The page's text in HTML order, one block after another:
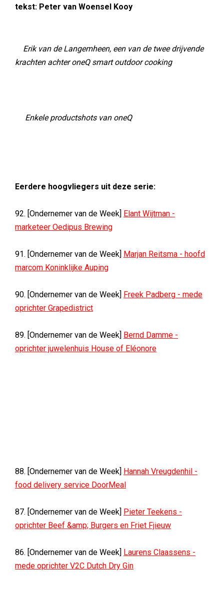
tekst: Peter van Woensel Kooy
Erik van de Langemheen, een van de twee drijvende
krachten achter oneQ smart outdoor cooking
Enkele productshots van oneQ
Eerdere hoogvliegers uit deze serie:
92. [Ondernemer van de Week] Elant Wijtman -
marketeer Oedipus Brewing
91. [Ondernemer van de Week] Marjan Reitsma - hoofd
marcom Koninklijke Auping
90. [Ondernemer van de Week] Freek Padberg - mede
oprichter Grapedistrict
89. [Ondernemer van de Week] Bernd Damme -
oprichter juwelenhuis House of Eléonore
88. [Ondernemer van de Week] Hannah Vreugdenhil -
food delivery service DoorMeal
87. [Ondernemer van de Week] Pieter Teekens -
oprichter Beef &amp; Burgers en Friet Fjieuw
86. [Ondernemer van de Week] Laurens Claassens -
mede oprichter V2C Dutch Dry Gin